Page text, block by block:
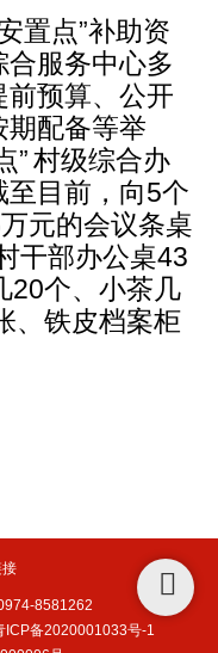
置点”补助资
合服务中心多
前预算、公开
期配备等举
”村级综合办
至目前，向5个
元的会议条桌
干部办公桌43
20个、小茶几
、铁皮档案柜
0974-8581262
ICP备2020001033号-1